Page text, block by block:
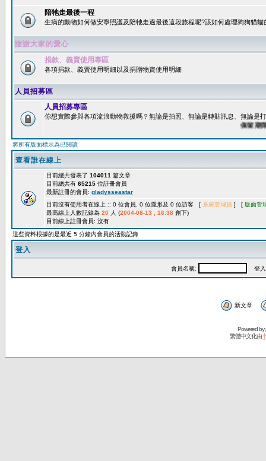
陪牠走最後一程
生病的動物如何做安寧照護及陪牠走過最後這段旅程呢?該如何處理狗狗貓貓
謝謝大家的愛心
捐款、義賣使用專區
各項捐款、義賣使用明細以及捐贈物資使用明細
人員招募區
人員招募專區
你想實際參與各項流浪動物救援嗎？無論是拍照、無論是轉貼訊息、無論是
保留期限：
將所有版面標示為已閱讀
查看誰在線上
目前總共發表了 104011 篇文章
目前總共有 65215 位註冊會員
最新註冊的會員: gladysseastar
目前沒有使用者在線上 :: 0 位會員, 0 位隱形及 0 位訪客 [ 系統管理員 ] [ 版面管
最高線上人數記錄為 20 人 (2004-08-13 , 16:38 創下)
目前線上註冊會員: 沒有
這些資料根據的是最近 5 分鐘內會員的活動記錄
登入
會員名稱: 登入
新文章
Powered by
繁體中文化由